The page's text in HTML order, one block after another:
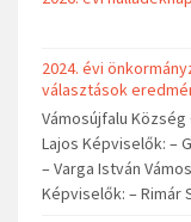
2024. évi
választások
Vámosújfalu
Lajos Képviselők: –
– Varga István
Képviselők: –